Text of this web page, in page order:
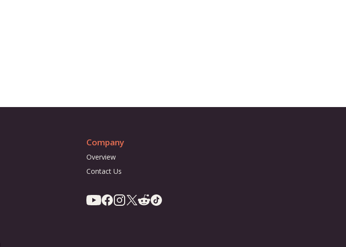
Company
Overview
Contact Us